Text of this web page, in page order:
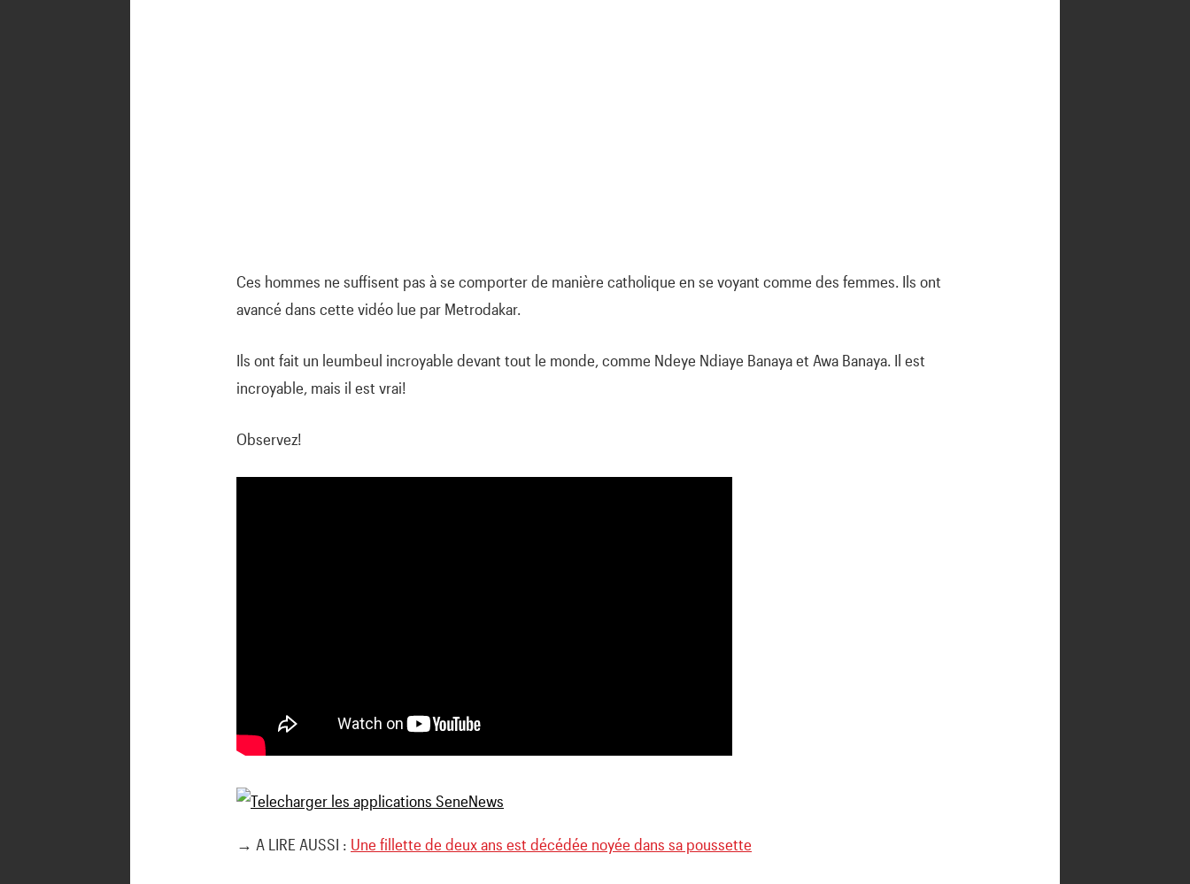
Ces hommes ne suffisent pas à se comporter de manière catholique en se voyant comme des femmes. Ils ont
avancé dans cette vidéo lue par Metrodakar.
Ils ont fait un leumbeul incroyable devant tout le monde, comme Ndeye Ndiaye Banaya et Awa Banaya. Il est
incroyable, mais il est vrai!
Observez!
→ A LIRE AUSSI : Une fillette de deux ans est décédée noyée dans sa poussette